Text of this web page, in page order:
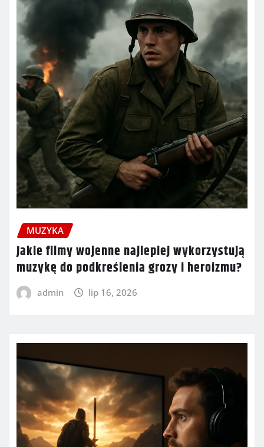
MUZYKA
Jakie filmy wojenne najlepiej wykorzystują
muzykę do podkreślenia grozy i heroizmu?
admin lip 16, 2026